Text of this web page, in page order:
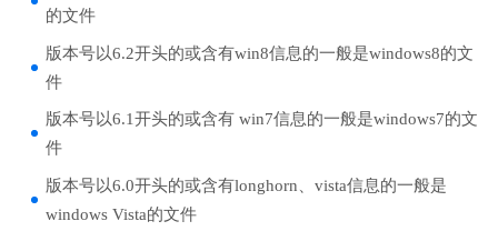
的文件
版本号以6.2开头的或含有win8信息的一般是windows8的文
件
版本号以6.1开头的或含有 win7信息的一般是windows7的文
件
版本号以6.0开头的或含有longhorn、vista信息的一般是
windows Vista的文件